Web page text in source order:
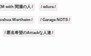
with 間瀬の人 edura
Wertheim Garage NOTS
匿名希望のAttackな人達